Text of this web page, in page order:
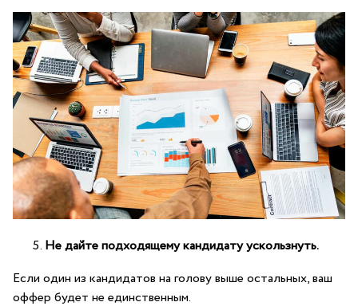
Не дайте подходящему кандидату ускользнуть.
Если один из кандидатов на голову выше остальных, ваш
оффер будет не единственным.